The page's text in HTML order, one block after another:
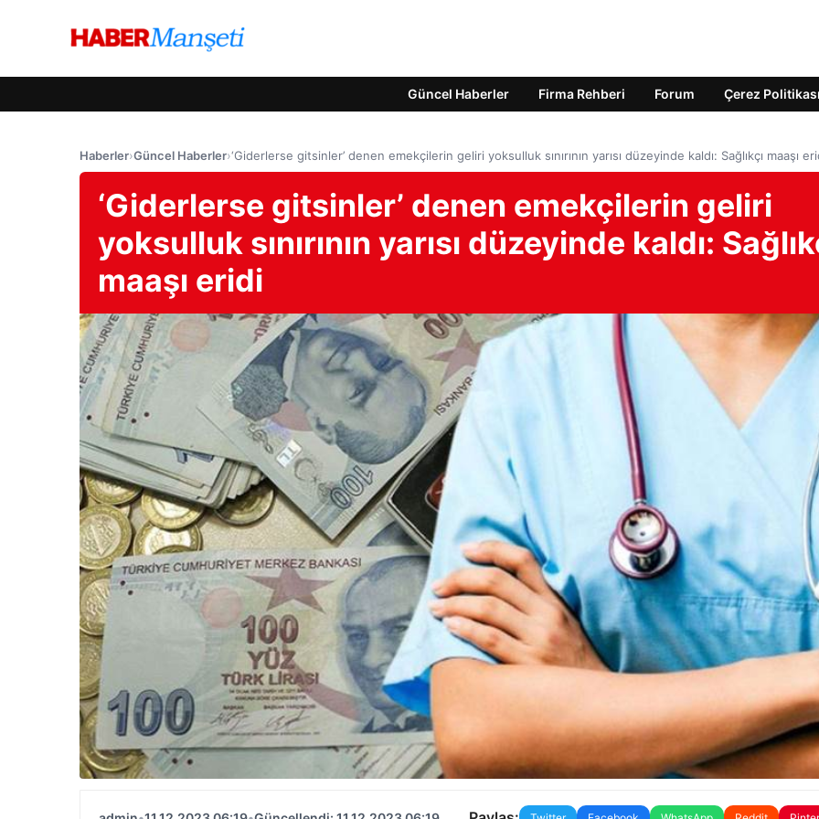
Güncel Haberler Firma Rehberi Forum Çerez Politikası
Haberler›Güncel Haberler›‘Giderlerse gitsinler’ denen emekçilerin geliri yoksulluk sınırının yarısı düzeyinde kaldı: Sağlıkçı maaşı
‘Giderlerse gitsinler’ denen emekçilerin geliri
yoksulluk sınırının yarısı düzeyinde kaldı:
maaşı eridi